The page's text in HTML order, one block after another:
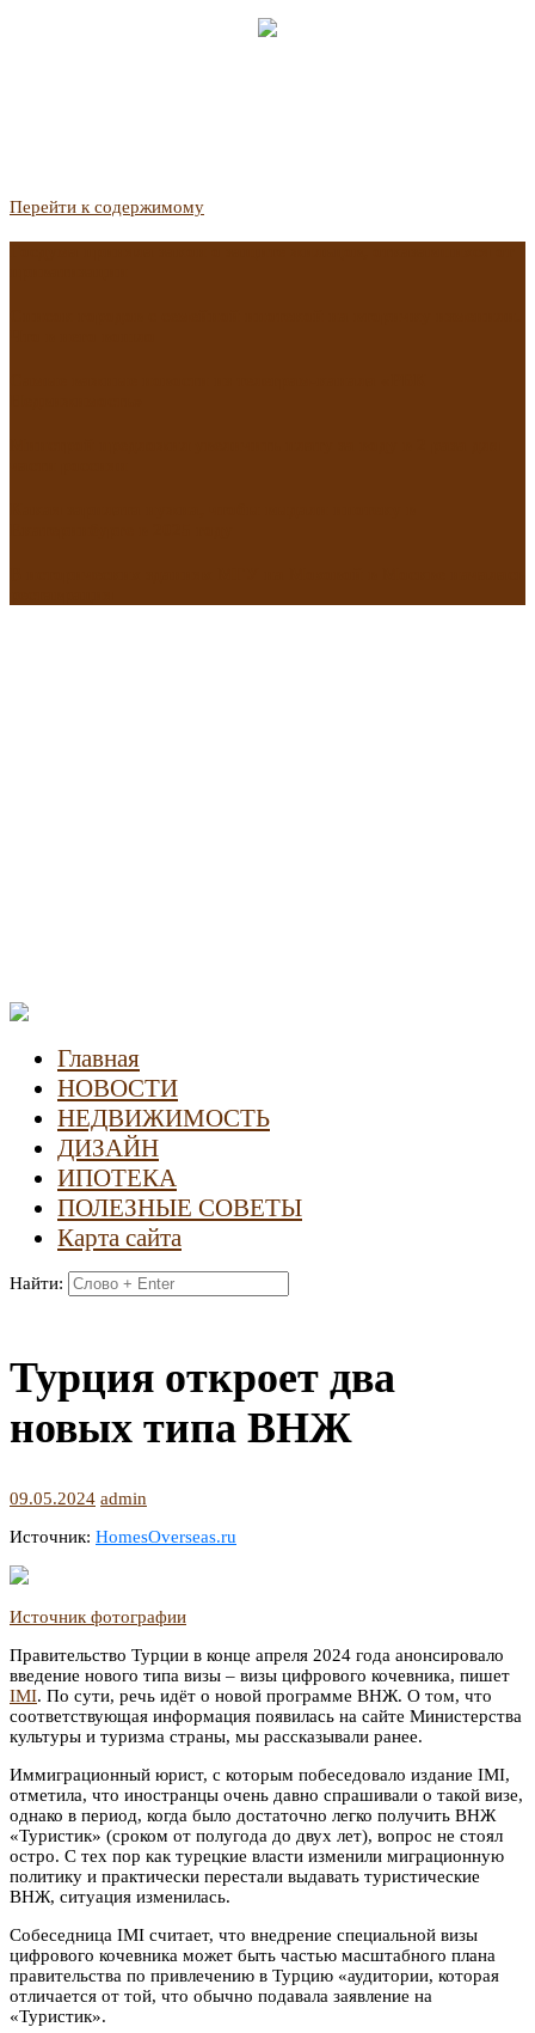
Перейти к содержимому
Главная
НОВОСТИ
НЕДВИЖИМОСТЬ
ДИЗАЙН
ИПОТЕКА
ПОЛЕЗНЫЕ СОВЕТЫ
Карта сайта
Найти:
Турция откроет два
новых типа ВНЖ
09.05.2024 admin
Источник: HomesOverseas.ru
Источник фотографии
Правительство Турции в конце апреля 2024 года анонсировало
введение нового типа визы – визы цифрового кочевника, пишет
IMI. По сути, речь идёт о новой программе ВНЖ. О том, что
соответствующая информация появилась на сайте Министерства
культуры и туризма страны, мы рассказывали ранее.
Иммиграционный юрист, с которым побеседовало издание IMI,
отметила, что иностранцы очень давно спрашивали о такой визе,
однако в период, когда было достаточно легко получить ВНЖ
«Туристик» (сроком от полугода до двух лет), вопрос не стоял
остро. С тех пор как турецкие власти изменили миграционную
политику и практически перестали выдавать туристические
ВНЖ, ситуация изменилась.
Собеседница IMI считает, что внедрение специальной визы
цифрового кочевника может быть частью масштабного плана
правительства по привлечению в Турцию «аудитории, которая
отличается от той, что обычно подавала заявление на
«Туристик».